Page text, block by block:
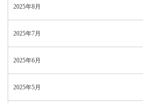
2025年8月
2025年7月
2025年6月
2025年5月